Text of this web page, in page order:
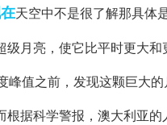
天空中不是很了解那具体
月亮，使它比平时更大和
值之前，发现这颗巨大的
据科学警报，澳大利亚的